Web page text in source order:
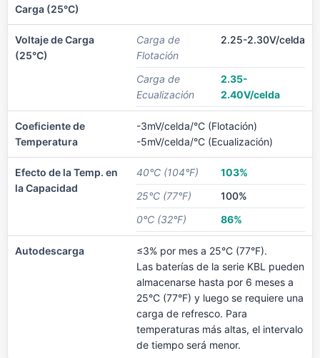
Carga (25°C)
Voltaje de Carga
(25°C)
Carga de
Flotación
2.25-2.30V/celda
Carga de
Ecualización
2.35-
2.40V/celda
Coeficiente de
Temperatura
-3mV/celda/°C (Flotación)
-5mV/celda/°C (Ecualización)
Efecto de la Temp. en
la Capacidad
40°C (104°F)
103%
25°C (77°F)
100%
0°C (32°F)
86%
Autodescarga
≤3% por mes a 25°C (77°F).
Las baterías de la serie KBL pueden
almacenarse hasta por 6 meses a
25°C (77°F) y luego se requiere una
carga de refresco. Para
temperaturas más altas, el intervalo
de tiempo será menor.